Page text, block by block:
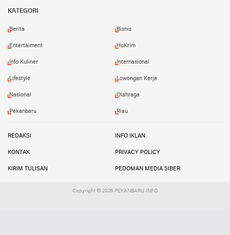
KATEGORI
Berita Bisnis
Entertaiment HuKrim
Info Kuliner Internasional
Lifestyle Lowongan Kerja
Nasional Olahraga
Pekanbaru Riau
REDAKSI INFO IKLAN
KONTAK PRIVACY POLICY
KIRIM TULISAN PEDOMAN MEDIA SIBER
Copyright © 2026 PEKANBARU INFO